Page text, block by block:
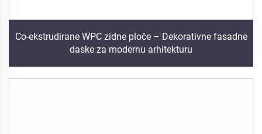
Co-ekstrudirane WPC zidne ploče – Dekorativne fasadne
daske za modernu arhitekturu